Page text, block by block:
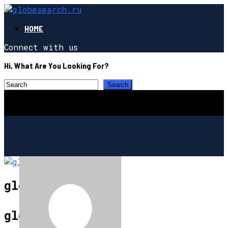
HOME
Connect with us
Hi, What Are You Looking For?
globesearch.ru
globesearch.ru
СТРОИТЕЛЬСТВО И РЕМОНТ